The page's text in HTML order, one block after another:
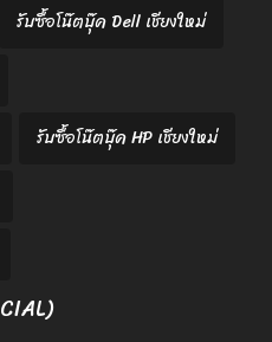
รับซื้อโน๊ตบุ๊ค Dell เชียงใหม่
รับซื้อโน๊ตบุ๊ค HP เชียงใหม่